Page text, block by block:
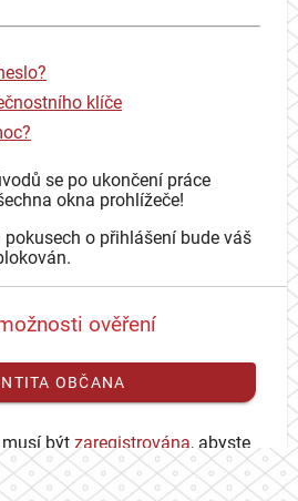
klíče
se po ukončení práce
okna prohlížeče!
pokusech o přihlášení bude váš
ověření
OBČANA
být zaregistrována, abyste
CAS účtu.